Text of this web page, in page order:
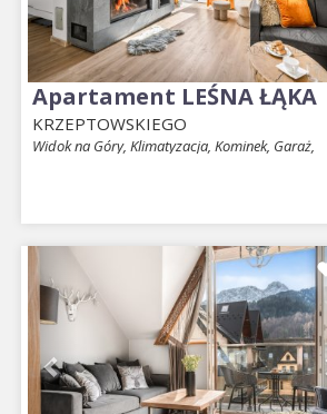
Apartament LEŚNA ŁĄKA
KRZEPTOWSKIEGO
Widok na Góry, Klimatyzacja, Kominek, Garaż,